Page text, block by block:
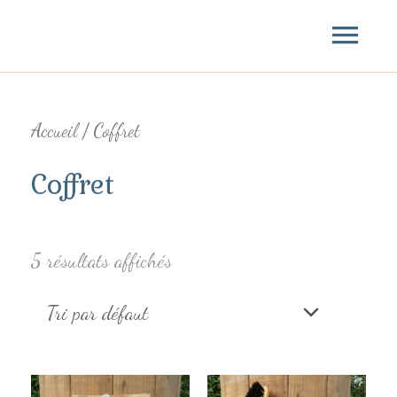
Menu
Accueil/ Coffret
Coffret
5 résultats affichés